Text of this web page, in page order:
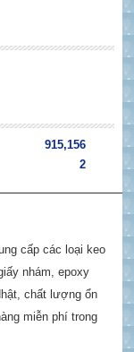
915,156
2
cấp các loại keo
nhám, epoxy
chất lượng ổn
miễn phí trong